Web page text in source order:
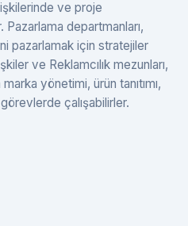
ve proje
departmanları,
pazarlamak için stratejiler
ve Reklamcılık mezunları,
yönetimi, ürün tanıtımı,
çalışabilirler.